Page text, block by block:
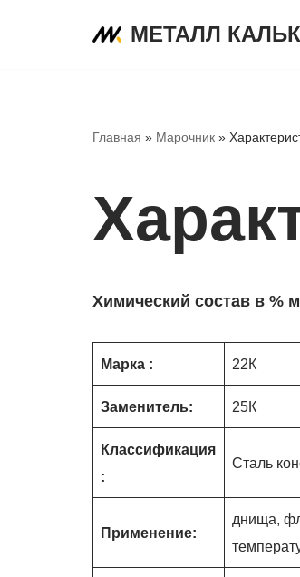
МЕТАЛЛ
Главная » Марочник »
Химический состав в %
Марка : 22К
Заменитель: 25К
Классификация
:
Сталь
Применение:
днища,